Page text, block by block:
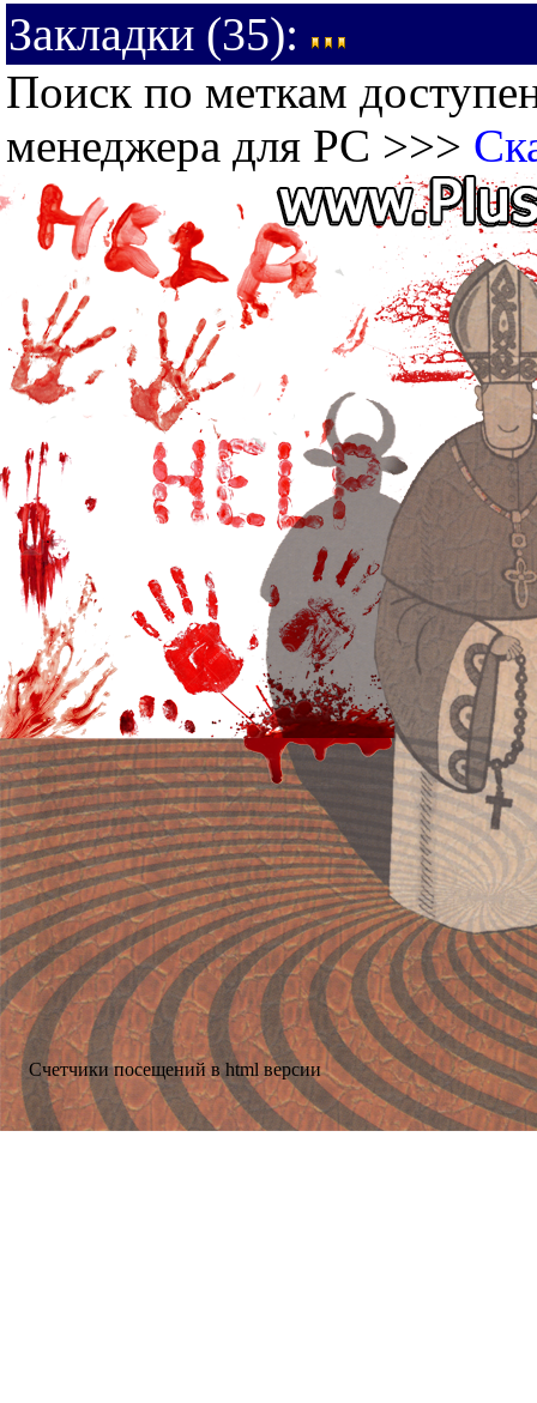
Закладки (35):
Поиск по меткам
менеджера для PC >>>
Счетчики посещений в html версии